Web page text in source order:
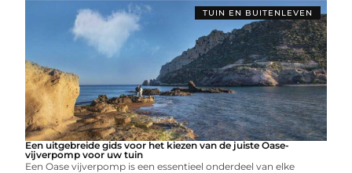
TUIN EN BUITENLEVEN
Een uitgebreide gids voor het kiezen van de juiste Oase-
vijverpomp voor uw tuin
Een Oase vijverpomp is een essentieel onderdeel van elke